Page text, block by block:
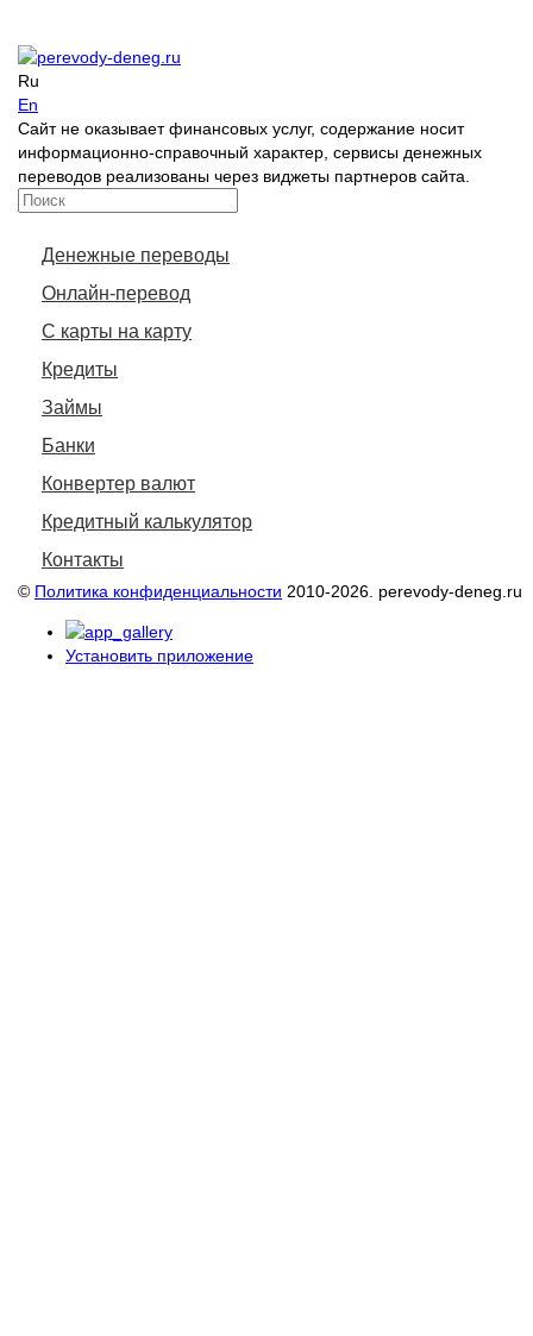
Ru
En
Сайт не оказывает финансовых услуг, содержание носит
информационно-справочный характер, сервисы денежных
переводов реализованы через виджеты партнеров сайта.
Денежные переводы
Онлайн-перевод
С карты на карту
Кредиты
Займы
Банки
Конвертер валют
Кредитный калькулятор
Контакты
© Политика конфиденциальности 2010-2026. perevody-deneg.ru
Установить приложение